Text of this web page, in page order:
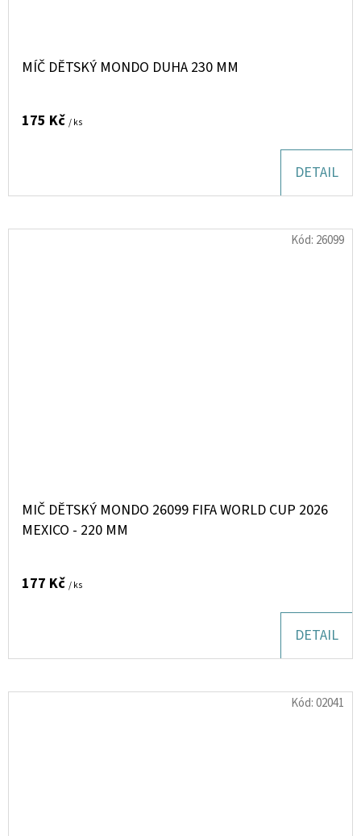
MÍČ DĚTSKÝ MONDO DUHA 230 MM
175 Kč / ks
DETAIL
MIČ DĚTSKÝ MONDO 26099 FIFA WORLD CUP 2026
MEXICO - 220 MM
177 Kč / ks
DETAIL
Kód: 26099
Kód:02041